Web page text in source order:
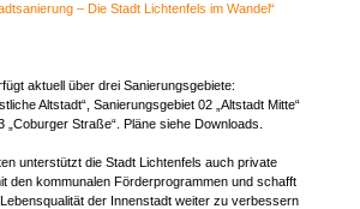
– Die Stadt Lichtenfels im Wandel“
aktuell über drei Sanierungsgebiete:
Altstadt“, Sanierungsgebiet 02 „Altstadt Mitte“
„Coburger Straße“. Pläne siehe Downloads.
unterstützt die Stadt Lichtenfels auch private
den kommunalen Förderprogrammen und schafft
der Innenstadt weiter zu verbessern